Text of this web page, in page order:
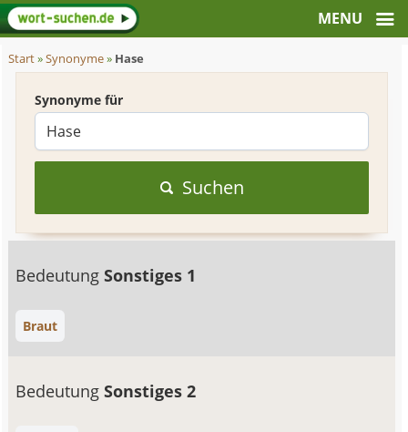
Start»Synonyme» Hase
Synonyme für
Suchen
BedeutungSonstiges 1
Braut
BedeutungSonstiges 2